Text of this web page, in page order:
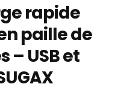
rapide
paille de
– USB et